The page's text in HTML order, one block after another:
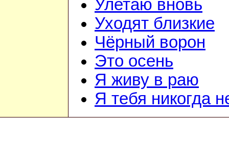
Улетаю вновь
Уходят близкие
Чёрный ворон
Это осень
Я живу в раю
Я тебя никогда